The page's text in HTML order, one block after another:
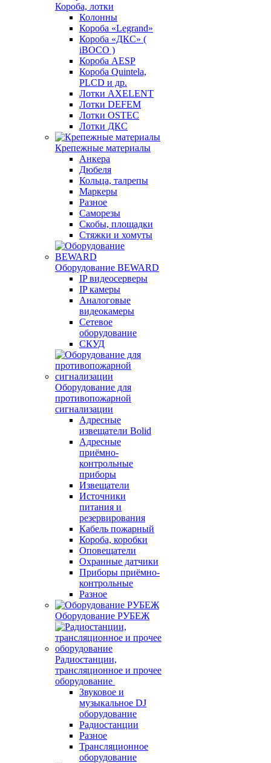
Короба, лотки
Колонны
Короба «Legrand»
Короба «ДКС» (
iBOCO )
Короба AESP
Короба Quintela,
PLCD и др.
Лотки AXELENT
Лотки DEFEM
Лотки OSTEC
Лотки ДКС
Крепежные материалы
Анкера
Дюбеля
Кольца, талрепы
Маркеры
Разное
Саморезы
Скобы, площадки
Стяжки и хомуты
Оборудование BEWARD
IP видеосерверы
IP камеры
Аналоговые
видеокамеры
Сетевое
оборудование
СКУД
Оборудование для
противопожарной
сигнализации
Адресные
извещатели Bolid
Адресные
приёмно-
контрольные
приборы
Извещатели
Источники
питания и
резервирования
Кабель пожарный
Короба, коробки
Оповещатели
Охранные датчики
Приборы приёмно-
контрольные
Разное
Оборудование РУБЕЖ
Радиостанции,
трансляционное и прочее
оборудование
Звуковое и
музыкальное DJ
оборудование
Радиостанции
Разное
Трансляционное
оборудование